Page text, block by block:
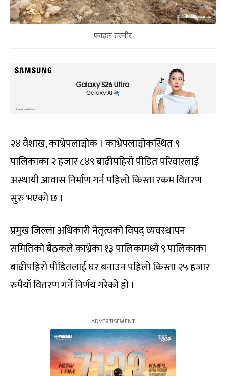
फाइल तस्वीर
२४ वैशाख, काभ्रेपलाञ्चोक । काभ्रेपलाञ्चोकस्थित ९
पालिकाका २ हजार ८४९ बाढीपहिरो पीडित परिवारलाई
अस्थायी आवास निर्माण गर्न पहिलो किस्ता रकम वितरण
सुरु भएको छ ।
प्रमुख जिल्ला अधिकारी नेतृत्वको विपद् व्यवस्थापन
समितिको बैठकले काभ्रेका १३ पालिकामध्ये ९ पालिकाका
बाढीपहिरो पीडितलाई घर बनाउन पहिलो किस्ता २५ हजार
रुपैयाँ वितरण गर्ने निर्णय गरेको हो ।